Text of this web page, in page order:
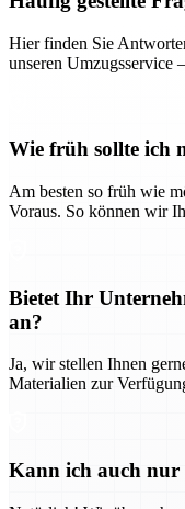
Hier finden Sie
unseren Umzugsservice
Wie früh sollte ich
Am besten so früh wie
Voraus. So können wir
Bietet Ihr
an?
Ja, wir stellen Ihnen
Materialien zur
Kann ich auch nur